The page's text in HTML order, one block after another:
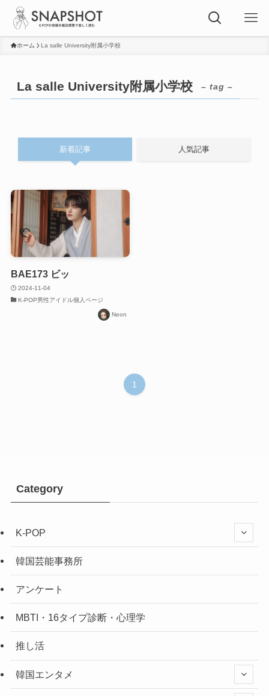
ホーム La salle University附属小学校
La salle University附属小学校 – tag –
新着記事 人気記事
BAE173 ビッ
2024-11-04
K-POP男性アイドル個人ページ
Neon
1
Category
K-POP
韓国芸能事務所
アンケート
MBTI・16タイプ診断・心理学
推し活
韓国エンタメ